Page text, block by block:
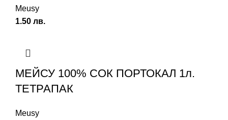
Meusy
1.50 лв.
МЕЙСУ 100% СОК ПОРТОКАЛ 1л.
ТЕТРАПАК
Meusy